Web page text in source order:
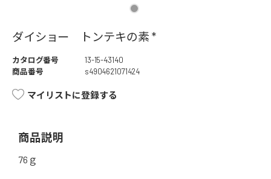
ダイショー トンテキの素 *
カタログ番号
13-15-43140
商品番号
s4904621071424
マイリストに登録する
商品説明
76ｇ